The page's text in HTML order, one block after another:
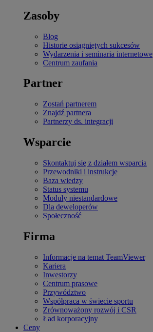
Zasoby
Blog
Historie osiągniętych sukcesów
Wydarzenia i seminaria internetowe
Centrum zaufania
Partner
Zostań partnerem
Znajdź partnera
Partnerzy ds. integracji
Wsparcie
Skontaktuj się z działem wsparcia
Przewodniki i instrukcje
Baza wiedzy
Status systemu
Moduły niestandardowe
Dla deweloperów
Społeczność
Firma
Informacje na temat TeamViewer
Kariera
Inwestorzy
Centrum prasowe
Przywództwo
Współpraca w świecie sportu
Zrównoważony rozwój i CSR
Ład korporacyjny
Ceny